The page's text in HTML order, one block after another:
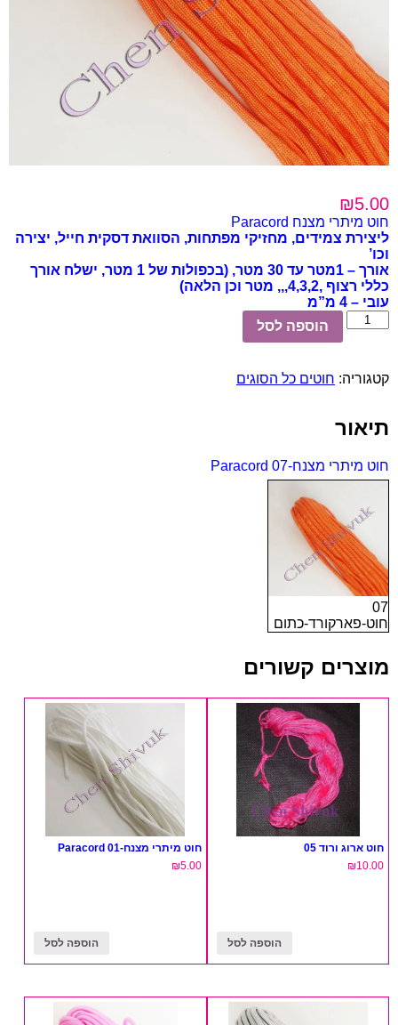
₪5.00
חוט מיתרי מצנח Paracord
ליצירת צמידים, מחזיקי מפתחות, הסוואת דסקית חייל, יצירה
וכו’
אורך – 1מטר עד 30 מטר, (בכפולות של 1 מטר, ישלח אורך
כללי רצוף ,4,3,2,,, מטר וכן הלאה)
עובי – 4 מ”מ
כמות
של
מצנח-07
הוספה לסל
קטגוריה: חוטים כל הסוגים
תיאור
חוט מיתרי מצנח-07 Paracord
07
חוט-פארקורד-כתום
מוצרים קשורים
חוט ארוג ורוד 05
₪10.00
הוספה לסל
חוט מיתרי מצנח-Paracord 01
₪5.00
הוספה לסל